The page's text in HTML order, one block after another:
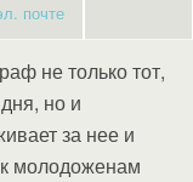
почте
не только тот,
но и
за нее и
молодоженам